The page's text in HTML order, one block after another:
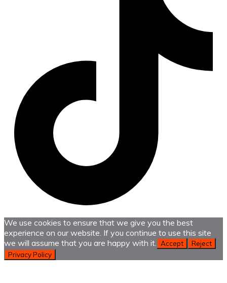
We use cookies to ensure that we give you the best
experience on our website. If you continue to use this site
we will assume that you are happy with it. Accept
Reject
Privacy Policy